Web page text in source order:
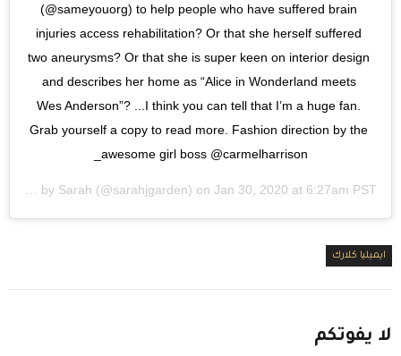
(@sameyouorg) to help people who have suffered brain
injuries access rehabilitation? Or that she herself suffered
two aneurysms? Or that she is super keen on interior design
and describes her home as “Alice in Wonderland meets
Wes Anderson”? ...I think you can tell that I’m a huge fan.
Grab yourself a copy to read more. Fashion direction by the
awesome girl boss @carmelharrison_
Sarah (@sarahjgarden) on Jan 30, 2020 at 6:27am PST
ايميليا كلارك
لا يفوتكم